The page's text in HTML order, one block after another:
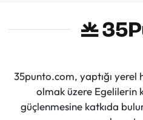
35punto.com, yaptığı
olmak üzere Egelilerin
güçlenmesine katkıda